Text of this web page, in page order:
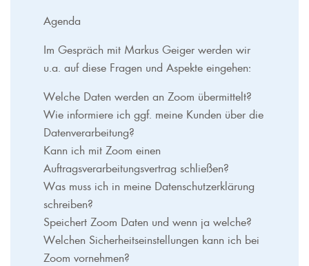
Agenda
Im Gespräch mit Markus Geiger werden wir
u.a. auf diese Fragen und Aspekte eingehen:
Welche Daten werden an Zoom übermittelt?
Wie informiere ich ggf. meine Kunden über die
Datenverarbeitung?
Kann ich mit Zoom einen
Auftragsverarbeitungsvertrag schließen?
Was muss ich in meine Datenschutzerklärung
schreiben?
Speichert Zoom Daten und wenn ja welche?
Welchen Sicherheitseinstellungen kann ich bei
Zoom vornehmen?